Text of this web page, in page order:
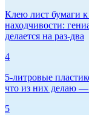
Клею лист бумаги к
находчивости:
делается на раз-два
4
5-литровые
что из них делаю —
5